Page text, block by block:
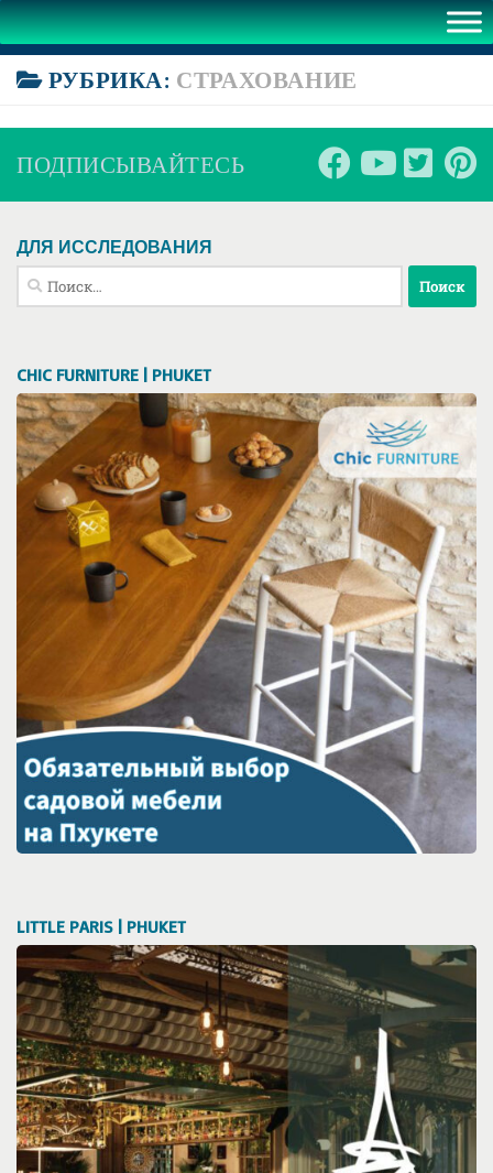
РУБРИКА: СТРАХОВАНИЕ
ПОДПИСЫВАЙТЕСЬ
ДЛЯ ИССЛЕДОВАНИЯ
Найти:
CHIC FURNITURE | PHUKET
LITTLE PARIS | PHUKET